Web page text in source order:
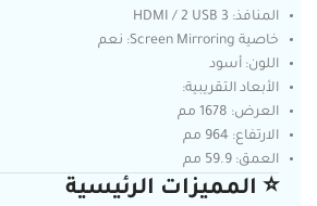
المنافذ: 3 HDMI / 2 USB
خاصية Screen Mirroring: نعم
اللون: أسود
الأبعاد التقريبية:
العرض: 1678 مم
الارتفاع: 964 مم
العمق: 59.9 مم
⭐ المميزات الرئيسية